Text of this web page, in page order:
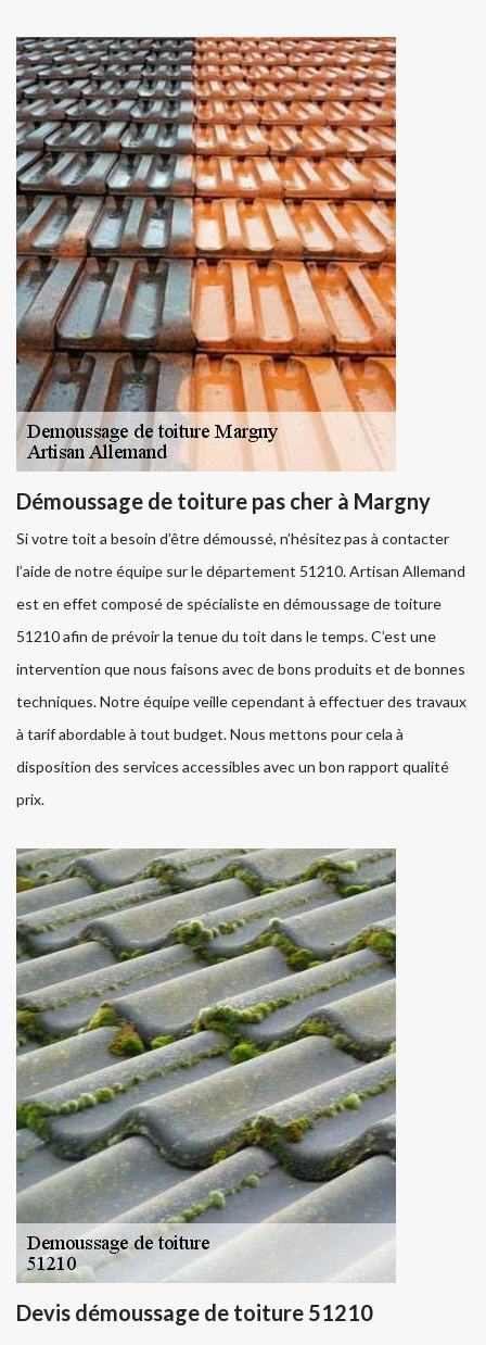
Démoussage de toiture pas cher à Margny
Si votre toit a besoin d’être démoussé, n’hésitez pas à contacter
l’aide de notre équipe sur le département 51210. Artisan Allemand
est en effet composé de spécialiste en démoussage de toiture
51210 afin de prévoir la tenue du toit dans le temps. C’est une
intervention que nous faisons avec de bons produits et de bonnes
techniques. Notre équipe veille cependant à effectuer des travaux
à tarif abordable à tout budget. Nous mettons pour cela à
disposition des services accessibles avec un bon rapport qualité
prix.
Devis démoussage de toiture 51210